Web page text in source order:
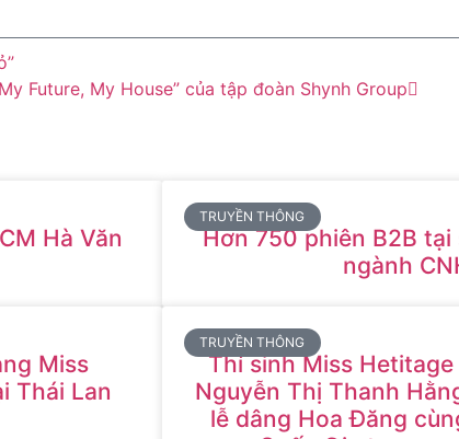
Future, My House” của tập đoàn Shynh Group
Hà Văn
TRUYỀN THÔNG
Hơn 750 phiên B2B
ngành
Miss
Thái Lan
TRUYỀN THÔNG
Thí sinh Miss
Nguyễn Thị Thanh
lễ dâng Hoa Đăng